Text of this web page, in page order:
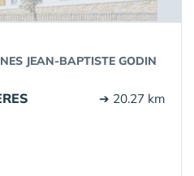
JEAN-BAPTISTE GODIN
➔ 20.27 km